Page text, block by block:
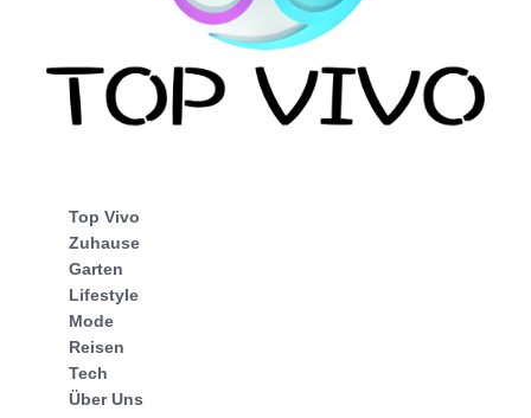
Top Vivo
Zuhause
Garten
Lifestyle
Mode
Reisen
Tech
Über Uns